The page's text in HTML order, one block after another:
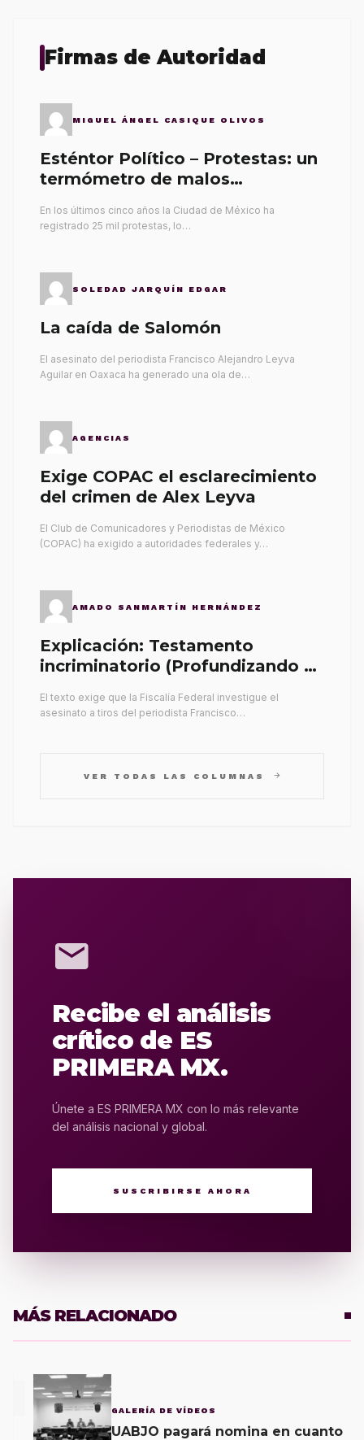
Firmas de Autoridad
MIGUEL ÁNGEL CASIQUE OLIVOS
Esténtor Político – Protestas: un
termómetro de malos
En los últimos cinco años la Ciudad de México ha
registrado 25 mil protestas, lo…
SOLEDAD JARQUÍN EDGAR
La caída de Salomón
El asesinato del periodista Francisco Alejandro Leyva
Aguilar en Oaxaca ha generado una ola de…
AGENCIAS
Exige COPAC el esclarecimiento
del crimen de Alex Leyva
El Club de Comunicadores y Periodistas de México
(COPAC) ha exigido a autoridades federales y…
AMADO SANMARTÍN HERNÁNDEZ
Explicación: Testamento
incriminatorio (Profundizando su
El texto exige que la Fiscalía Federal investigue el
asesinato a tiros del periodista Francisco…
VER TODAS LAS COLUMNAS arrow_forward
mail
Recibe el análisis
crítico de ES
PRIMERA MX.
Únete a ES PRIMERA MX con lo más relevante
del análisis nacional y global.
SUSCRIBIRSE AHORA
MÁS RELACIONADO
GALERÍA DE VÍDEOS
UABJO pagará nomina en cuanto